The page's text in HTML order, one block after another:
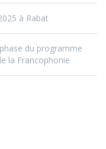
à Rabat
du programme
la Francophonie